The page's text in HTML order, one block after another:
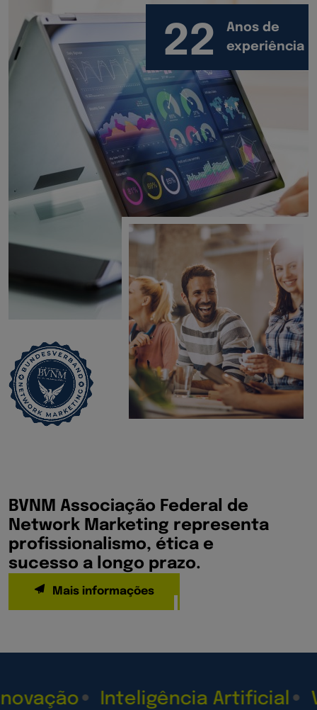
22
Anos de
experiência
BVNM Associação Federal de
Network Marketing representa
profissionalismo, ética e
sucesso a longo prazo.
Mais informações
Inteligência Artificial